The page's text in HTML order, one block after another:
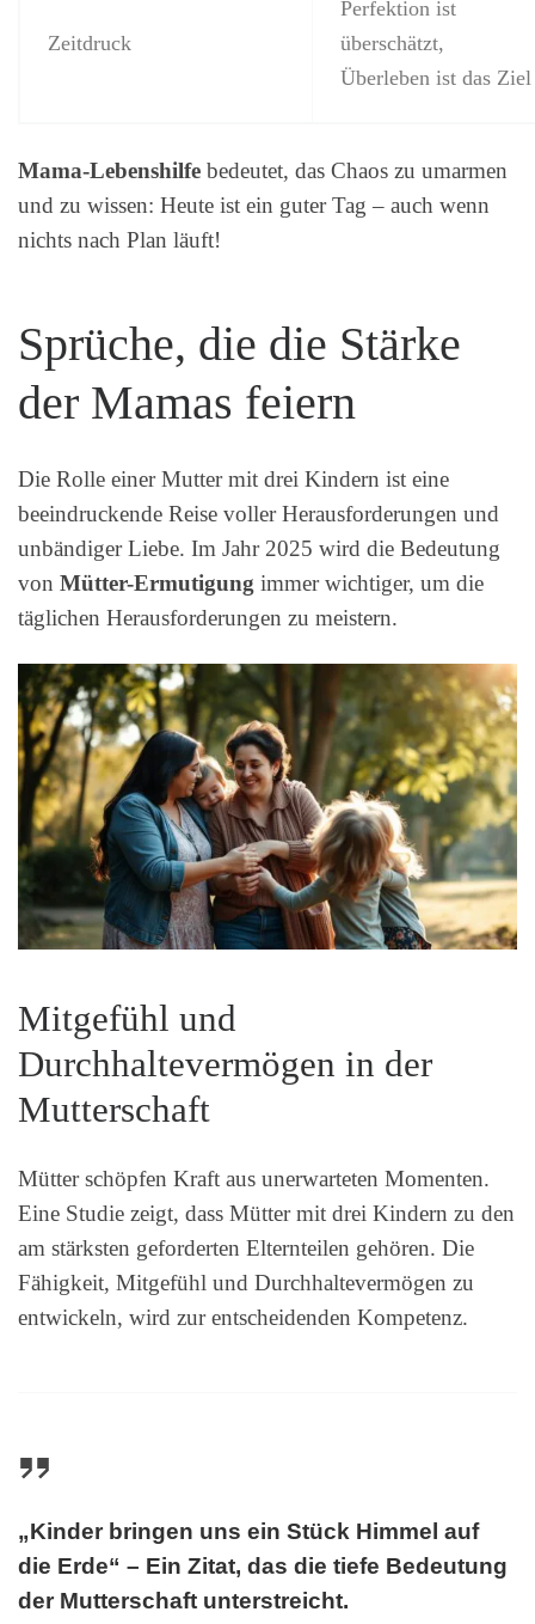
Zeitdruck
Perfektion ist
überschätzt,
Überleben ist das Ziel
Mama-Lebenshilfe bedeutet, das Chaos zu umarmen
und zu wissen: Heute ist ein guter Tag – auch wenn
nichts nach Plan läuft!
Sprüche, die die Stärke
der Mamas feiern
Die Rolle einer Mutter mit drei Kindern ist eine
beeindruckende Reise voller Herausforderungen und
unbändiger Liebe. Im Jahr 2025 wird die Bedeutung
von Mütter-Ermutigung immer wichtiger, um die
täglichen Herausforderungen zu meistern.
Mitgefühl und
Durchhaltevermögen in der
Mutterschaft
Mütter schöpfen Kraft aus unerwarteten Momenten.
Eine Studie zeigt, dass Mütter mit drei Kindern zu den
am stärksten geforderten Elternteilen gehören. Die
Fähigkeit, Mitgefühl und Durchhaltevermögen zu
entwickeln, wird zur entscheidenden Kompetenz.
„Kinder bringen uns ein Stück Himmel auf
die Erde“ – Ein Zitat, das die tiefe Bedeutung
der Mutterschaft unterstreicht.